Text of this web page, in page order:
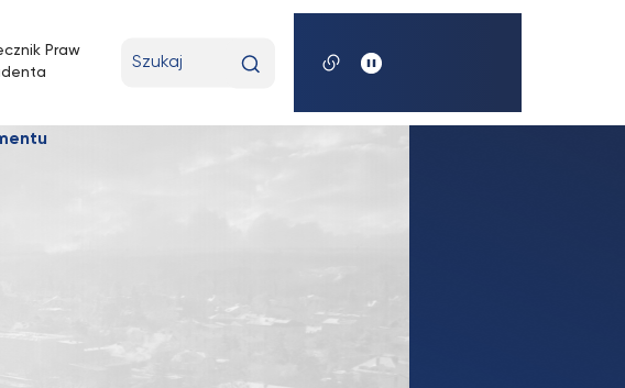
Praw
wyszukiwaną